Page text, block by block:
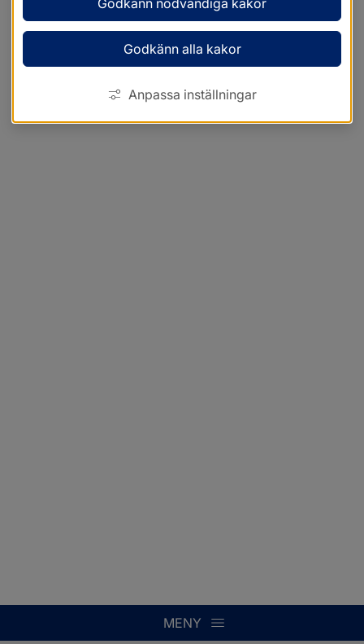
MENY
Godkänn nödvändiga kakor
Godkänn alla kakor
Anpassa inställningar